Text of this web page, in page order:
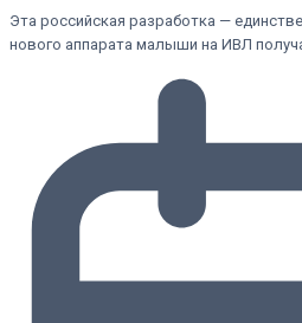
Эта российская разработка —
нового аппарата малыши на ИВЛ